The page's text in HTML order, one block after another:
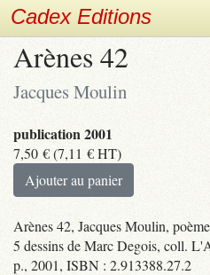
Cadex Editions
Arènes 42
Jacques Moulin
publication 2001
7,50 €(7,11 €HT)
Ajouter au panier
Arènes 42, Jacques Moulin,
5 dessins de Marc Degois, coll.
p., 2001, ISBN : 2.913388.27.2